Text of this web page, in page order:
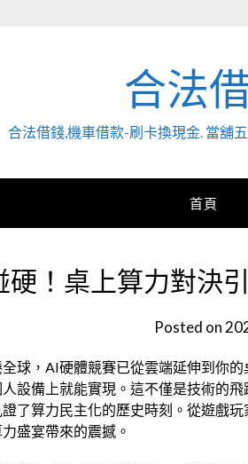
合法
合法借錢,機車借款-刷卡換現金. 當舖
首頁
！桌上算力對決
Posted on
球，AI硬體競賽已從雲端延伸到你
設備上就能實現。這不僅是技術的
了算力民主化的歷史時刻。從遊戲
盛宴帶來的震撼。